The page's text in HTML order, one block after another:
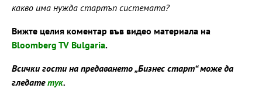
какво има нужда стартъп системата?
Вижте целия коментар във видео материала на
Bloomberg TV Bulgaria.
Всички гости на предаването „Бизнес старт“ може да
гледатетук.